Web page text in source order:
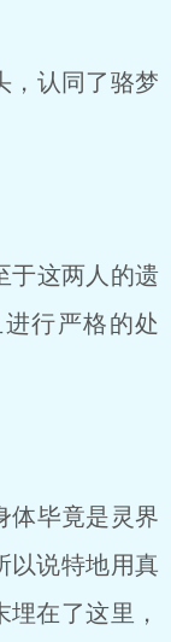
认同了骆梦
于这两人的遗
行严格的处
毕竟是灵界
以说特地用真
在了这里，